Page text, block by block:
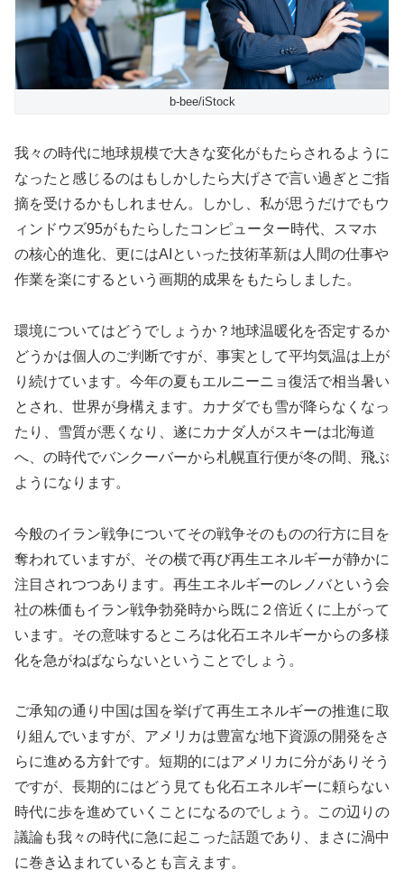
b-bee/iStock
我々の時代に地球規模で大きな変化がもたらされるように
なったと感じるのはもしかしたら大げさで言い過ぎとご指
摘を受けるかもしれません。しかし、私が思うだけでもウ
ィンドウズ95がもたらしたコンピューター時代、スマホ
の核心的進化、更にはAIといった技術革新は人間の仕事や
作業を楽にするという画期的成果をもたらしました。
環境についてはどうでしょうか？地球温暖化を否定するか
どうかは個人のご判断ですが、事実として平均気温は上が
り続けています。今年の夏もエルニーニョ復活で相当暑い
とされ、世界が身構えます。カナダでも雪が降らなくなっ
たり、雪質が悪くなり、遂にカナダ人がスキーは北海道
へ、の時代でバンクーバーから札幌直行便が冬の間、飛ぶ
ようになります。
今般のイラン戦争についてその戦争そのものの行方に目を
奪われていますが、その横で再び再生エネルギーが静かに
注目されつつあります。再生エネルギーのレノバという会
社の株価もイラン戦争勃発時から既に２倍近くに上がって
います。その意味するところは化石エネルギーからの多様
化を急がねばならないということでしょう。
ご承知の通り中国は国を挙げて再生エネルギーの推進に取
り組んでいますが、アメリカは豊富な地下資源の開発をさ
らに進める方針です。短期的にはアメリカに分がありそう
ですが、長期的にはどう見ても化石エネルギーに頼らない
時代に歩を進めていくことになるのでしょう。この辺りの
議論も我々の時代に急に起こった話題であり、まさに渦中
に巻き込まれているとも言えます。